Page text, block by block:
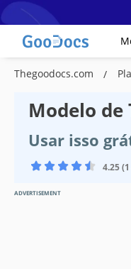
Thegoodocs.com
Modelo de
Usar isso
4.25
ADVERTISEMENT